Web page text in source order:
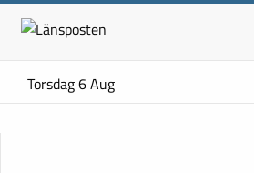
Torsdag 6 Aug